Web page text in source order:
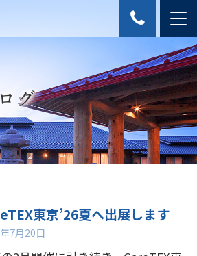
グ
東京’26夏へ出展します
7月20日